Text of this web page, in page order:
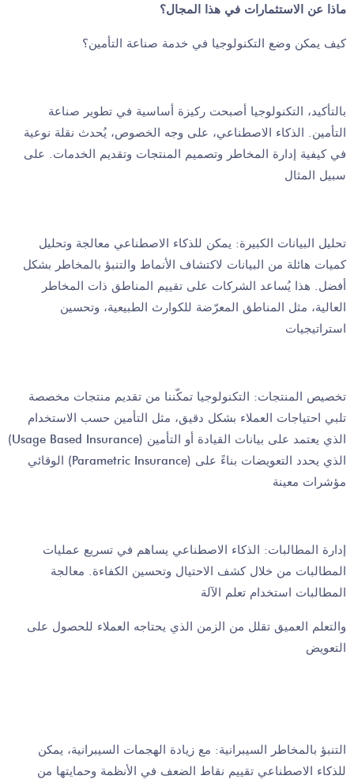
ماذا عن الاستثمارات في هذا المجال؟
كيف يمكن وضع التكنولوجيا في خدمة صناعة التأمين؟
بالتأكيد، التكنولوجيا أصبحت ركيزة أساسية في تطوير صناعة
التأمين. الذكاء الاصطناعي، على وجه الخصوص، يُحدث نقلة نوعية
في كيفية إدارة المخاطر وتصميم المنتجات وتقديم الخدمات. على
سبيل المثال
تحليل البيانات الكبيرة: يمكن للذكاء الاصطناعي معالجة وتحليل
كميات هائلة من البيانات لاكتشاف الأنماط والتنبؤ بالمخاطر بشكل
أفضل. هذا يُساعد الشركات على تقييم المناطق ذات المخاطر
العالية، مثل المناطق المعرّضة للكوارث الطبيعية، وتحسين
استراتيجيات
تخصيص المنتجات: التكنولوجيا تمكّننا من تقديم منتجات مخصصة
تلبي احتياجات العملاء بشكل دقيق، مثل التأمين حسب الاستخدام
(Usage Based Insurance) الذي يعتمد على بيانات القيادة أو التأمين
الوقائي (Parametric Insurance) الذي يحدد التعويضات بناءً على
مؤشرات معينة
إدارة المطالبات: الذكاء الاصطناعي يساهم في تسريع عمليات
المطالبات من خلال كشف الاحتيال وتحسين الكفاءة. معالجة
المطالبات استخدام تعلم الآلة
والتعلم العميق تقلل من الزمن الذي يحتاجه العملاء للحصول على
التعويض
التنبؤ بالمخاطر السيبرانية: مع زيادة الهجمات السيبرانية، يمكن
للذكاء الاصطناعي تقييم نقاط الضعف في الأنظمة وحمايتها من